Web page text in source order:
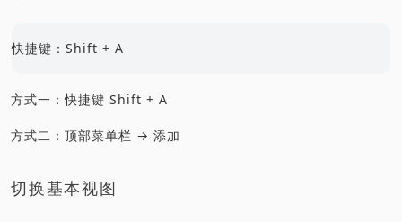
快捷键：Shift + A
方式一：快捷键 Shift + A
方式二：顶部菜单栏 → 添加
切换基本视图